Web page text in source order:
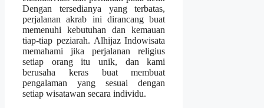
Dengan tersedianya yang terbatas,
perjalanan akrab ini dirancang buat
memenuhi kebutuhan dan kemauan
tiap-tiap peziarah. Alhijaz Indowisata
memahami jika perjalanan religius
setiap orang itu unik, dan kami
berusaha keras buat membuat
pengalaman yang sesuai dengan
setiap wisatawan secara individu.